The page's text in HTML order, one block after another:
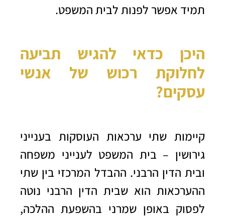
תמיד אפשר לפנות לבית המשפט.
היכן כדאי להגיש תביעה
לחלוקת רכוש של אנשי
עסקים?
קיימות שתי ערכאות העוסקות בענייני
גירושין – בית המשפט לענייני משפחה
ובית הדין הרבני. ההבדל המרכזי בין שתי
ההערכאות הוא שבית הדין הרבני נוטה
לפסוק באופן שמרני בהשפעת ההלכה,